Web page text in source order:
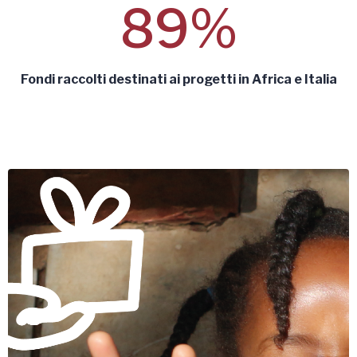
89%
Fondi raccolti destinati ai progetti in Africa e Italia